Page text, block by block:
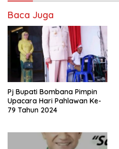
Baca Juga
Pj Bupati Bombana Pimpin
Upacara Hari Pahlawan Ke-
79 Tahun 2024